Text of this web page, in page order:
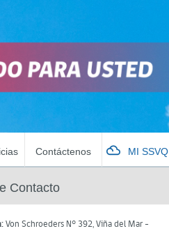
Contáctenos MI SSVQ
Contacto
Von Schroeders N° 392, Viña del Mar -